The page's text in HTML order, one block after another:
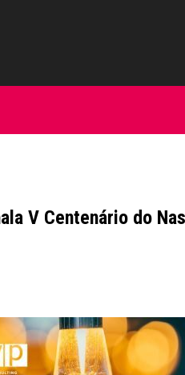
V Centenário do